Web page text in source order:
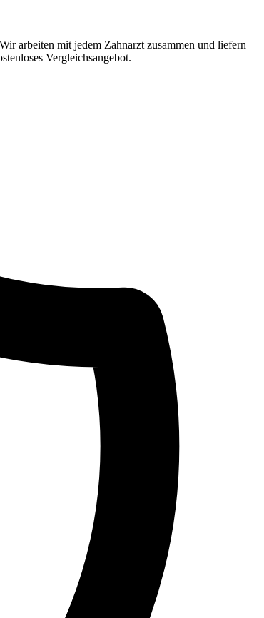
arbeiten mit jedem Zahnarzt zusammen und liefern
Vergleichsangebot.